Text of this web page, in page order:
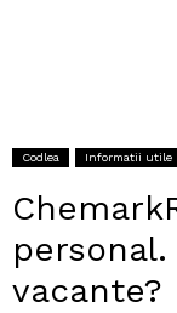
Codlea Informatii utile
vacante?